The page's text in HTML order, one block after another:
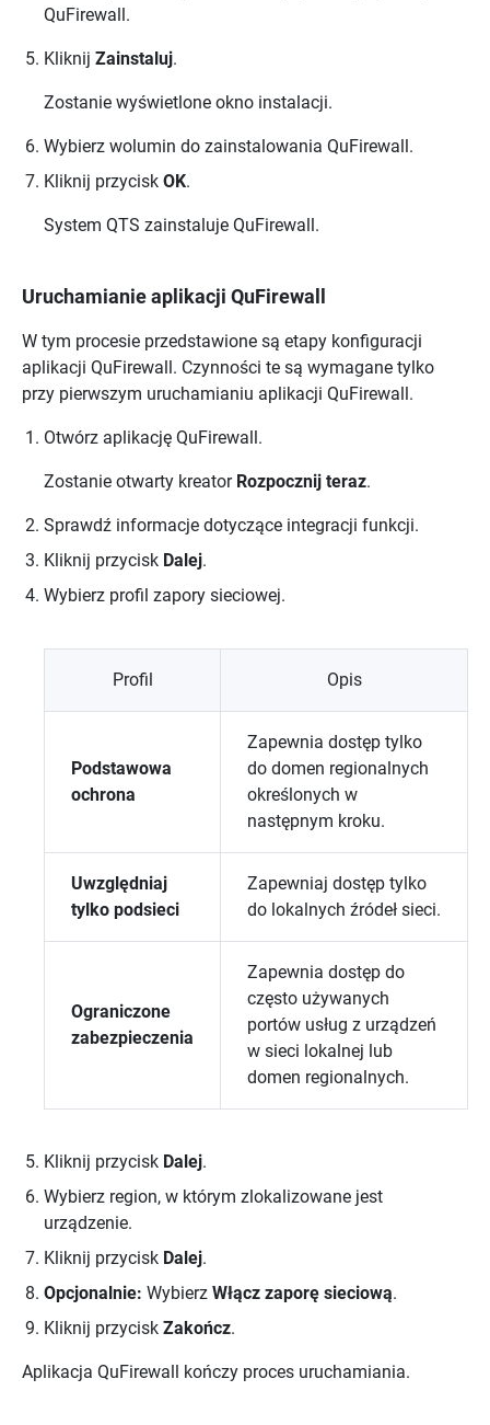
QuFirewall.
Kliknij Zainstaluj.
Zostanie wyświetlone okno instalacji.
Wybierz wolumin do zainstalowania QuFirewall.
Kliknij przycisk OK.
System QTS zainstaluje QuFirewall.
Uruchamianie aplikacji QuFirewall
W tym procesie przedstawione są etapy konfiguracji
aplikacji QuFirewall. Czynności te są wymagane tylko
przy pierwszym uruchamianiu aplikacji QuFirewall.
Otwórz aplikację QuFirewall.
Zostanie otwarty kreator Rozpocznij teraz.
Sprawdź informacje dotyczące integracji funkcji.
Kliknij przycisk Dalej.
Wybierz profil zapory sieciowej.
Profil Opis
Podstawowa
ochrona
Zapewnia dostęp tylko
do domen regionalnych
określonych w
następnym kroku.
Uwzględniaj
tylko podsieci
Zapewniaj dostęp tylko
do lokalnych źródeł sieci.
Ograniczone
zabezpieczenia
Zapewnia dostęp do
często używanych
portów usług z urządzeń
w sieci lokalnej lub
domen regionalnych.
Kliknij przycisk Dalej.
Wybierz region, w którym zlokalizowane jest
urządzenie.
Kliknij przycisk Dalej.
Opcjonalnie: Wybierz Włącz zaporę sieciową.
Kliknij przycisk Zakończ.
Aplikacja QuFirewall kończy proces uruchamiania.